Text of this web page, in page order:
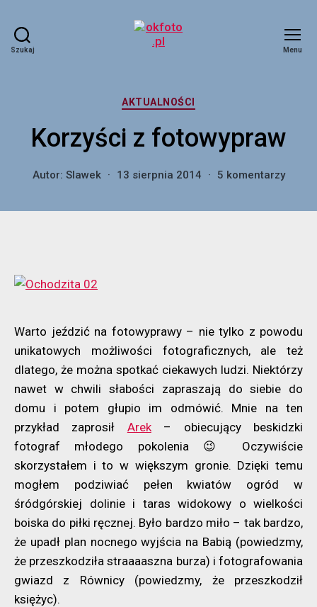
Szukaj Menu
Kategorie
AKTUALNOŚCI
Korzyści z fotowypraw
Autor: Slawek 13 sierpnia 2014 5 komentarzydo
Warto jeździć na fotowyprawy – nie tylko z powodu
unikatowych możliwości fotograficznych, ale też
dlatego, że można spotkać ciekawych ludzi. Niektórzy
nawet w chwili słabości zapraszają do siebie do
domu i potem głupio im odmówić. Mnie na ten
przykład zaprosił Arek– obiecujący beskidzki
fotograf młodego pokolenia 😉 Oczywiście
skorzystałem i to w większym gronie. Dzięki temu
mogłem podziwiać pełen kwiatów ogród w
śródgórskiej dolinie i taras widokowy o wielkości
boiska do piłki ręcznej. Było bardzo miło – tak bardzo,
że upadł plan nocnego wyjścia na Babią (powiedzmy,
że przeszkodziła straaaaszna burza) i fotografowania
gwiazd z Równicy (powiedzmy, że przeszkodził
księżyc).